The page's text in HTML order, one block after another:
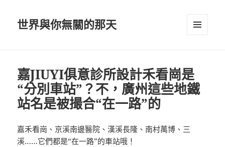
世界與你無關的那天
嘉JIUYI俱意診所設計禾看崗是
“分別車站”？不，廣州這些地鐵
站名是被撮合“在一路”的
嘉禾看崗、京溪南邊醫院、漢溪長隆、南村萬博、三
溪……它們都是“在一路”的車站哦！